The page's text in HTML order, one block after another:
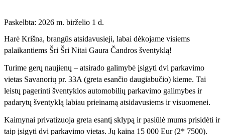
Paskelbta: 2026 m. birželio 1 d.
Harė Krišna, brangūs atsidavusieji, labai dėkojame visiems
palaikantiems Šri Šri Nitai Gaura Čandros šventyklą!
Turime gerų naujienų – atsirado galimybė įsigyti dvi parkavimo
vietas Savanorių pr. 33A (greta esančio daugiabučio) kieme. Tai
leistų pagerinti šventyklos automobilių parkavimo galimybes ir
padarytų šventyklą labiau prieinamą atsidavusiems ir visuomenei.
Kaimynai privatizuoja greta esantį sklypą ir pasiūlė mums prisidėti ir
taip įsigyti dvi parkavimo vietas. Jų kaina 15 000 Eur (2* 7500).